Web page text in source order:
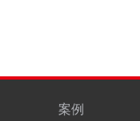
案例